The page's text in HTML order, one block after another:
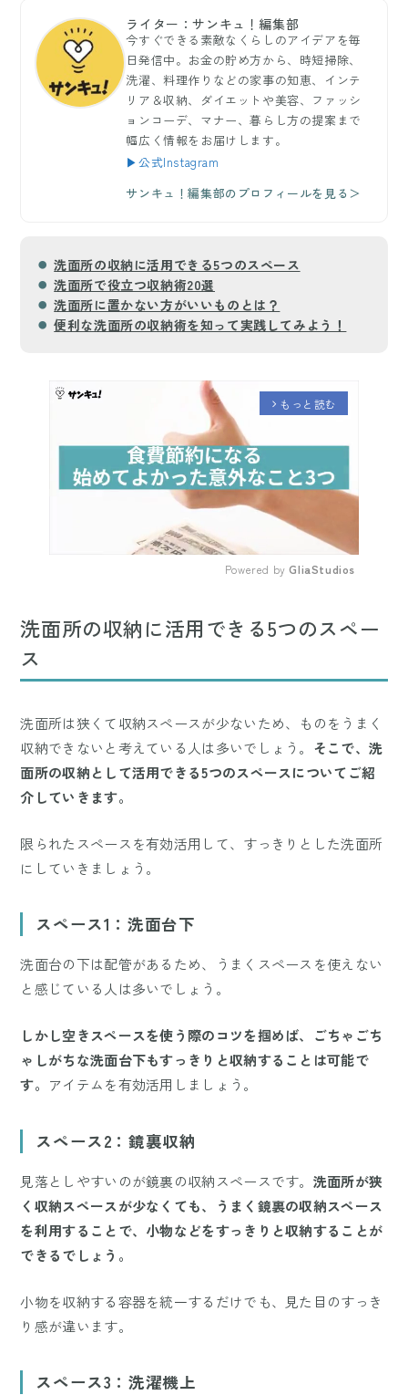
ライター：サンキュ！編集部
今すぐできる素敵なくらしのアイデアを毎
日発信中。お金の貯め方から、時短掃除、
洗濯、料理作りなどの家事の知恵、インテ
リア＆収納、ダイエットや美容、ファッシ
ョンコーデ、マナー、暮らし方の提案まで
幅広く情報をお届けします。
▶公式Instagram
サンキュ！編集部のプロフィールを見る＞
洗面所の収納に活用できる5つのスペース
洗面所で役立つ収納術20選
洗面所に置かない方がいいものとは？
便利な洗面所の収納術を知って実践してみよう！
arrow_forward_ios もっと読む
Powered by GliaStudios
洗面所の収納に活用できる5つのスペー
ス
洗面所は狭くて収納スペースが少ないため、ものをうまく
収納できないと考えている人は多いでしょう。 そこで、洗
面所の収納として活用できる5つのスペースについてご紹
介していきます。
限られたスペースを有効活用して、すっきりとした洗面所
にしていきましょう。
スペース1：洗面台下
洗面台の下は配管があるため、うまくスペースを使えない
と感じている人は多いでしょう。
しかし空きスペースを使う際のコツを掴めば、ごちゃごち
ゃしがちな洗面台下もすっきりと収納することは可能で
す。 アイテムを有効活用しましょう。
スペース2：鏡裏収納
見落としやすいのが鏡裏の収納スペースです。 洗面所が狭
く収納スペースが少なくても、うまく鏡裏の収納スペース
を利用することで、小物などをすっきりと収納することが
できるでしょう。
小物を収納する容器を統一するだけでも、見た目のすっき
り感が違います。
スペース3：洗濯機上